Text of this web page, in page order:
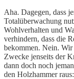
Aha. Dagegen, dass
Totalüberwachung
Wohlverhalten und
verhindern, dass die
bekommen. Nein. Wir
Zwecke jenseits der
dann doch noch
den Holzhammer raus: